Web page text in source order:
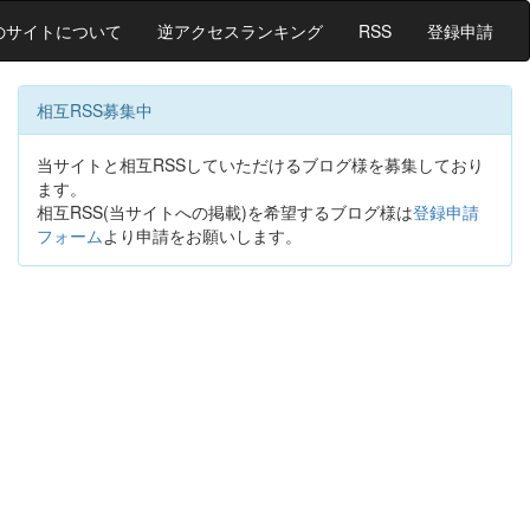
サイトについて 逆アクセスランキング RSS 登録申請
相互RSS募集中
当サイトと相互RSSしていただけるブログ様を募集しており
ます。
相互RSS(当サイトへの掲載)を希望するブログ様は登録申請
フォームより申請をお願いします。